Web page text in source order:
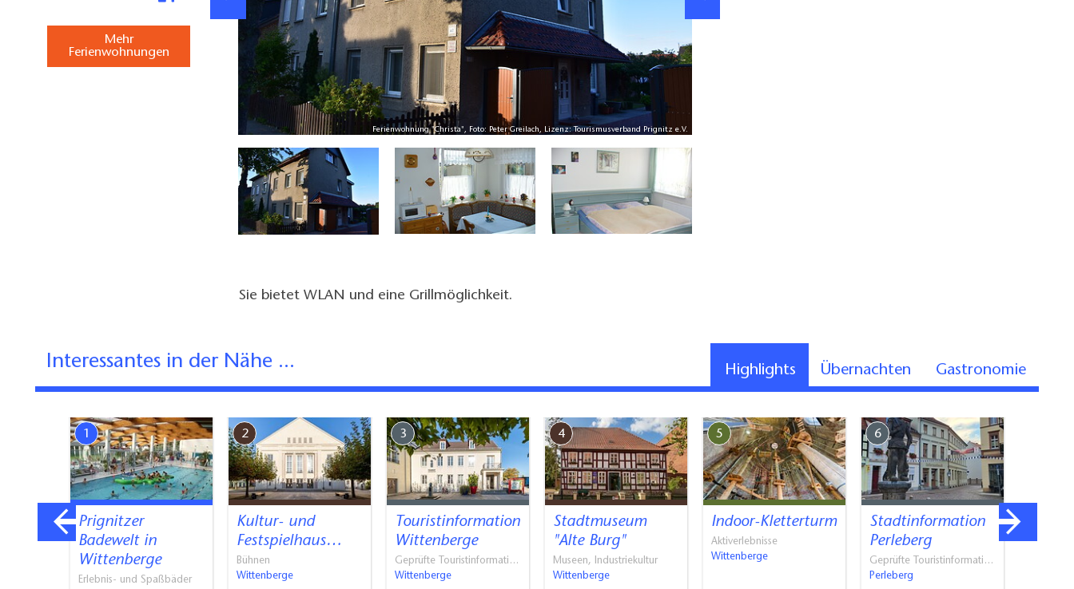
Mehr
Ferienwohnungen
Ferienwohnung "Christa", Foto: Peter Greilach, Lizenz: Tourismusverband Prignitz e.V.
Sie bietet WLAN und eine Grillmöglichkeit.
Interessantes in der Nähe ... Highlights Übernachten Gastronomie
1
Prignitzer
Badewelt in
Wittenberge
Erlebnis- und Spaßbäder
2
Kultur- und
Festspielhaus…
Bühnen
Wittenberge
3
Touristinformation
Wittenberge
Geprüfte Touristinformati…
Wittenberge
4
Stadtmuseum
"Alte Burg"
Museen, Industriekultur
Wittenberge
5
Indoor-Kletterturm
Aktiverlebnisse
Wittenberge
6
Stadtinformation
Perleberg
Geprüfte Touristinformati…
Perleberg
St.